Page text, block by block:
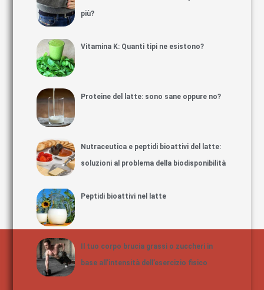
più?
Vitamina K: Quanti tipi ne esistono?
Proteine del latte: sono sane oppure no?
Nutraceutica e peptidi bioattivi del latte:
soluzioni al problema della biodisponibilità
Peptidi bioattivi nel latte
Il tuo corpo brucia grassi o zuccheri in
base all’intensità dell’esercizio fisico